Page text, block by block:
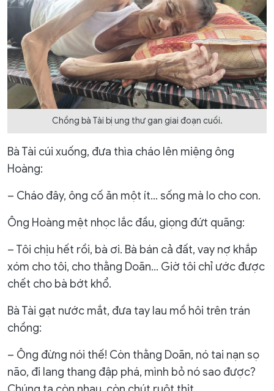
Chồng bà Tài bị ung thư gan giai đoạn cuối.
Bà Tài cúi xuống, đưa thìa cháo lên miệng ông
Hoàng:
– Cháo đây, ông cố ăn một ít… sống mà lo cho con.
Ông Hoàng mệt nhọc lắc đầu, giọng đứt quãng:
– Tôi chịu hết rồi, bà ơi. Bà bán cả đất, vay nợ khắp
xóm cho tôi, cho thằng Doãn… Giờ tôi chỉ ước được
chết cho bà bớt khổ.
Bà Tài gạt nước mắt, đưa tay lau mồ hôi trên trán
chồng:
– Ông đừng nói thế! Còn thằng Doãn, nó tai nạn sọ
não, đi lang thang đập phá, mình bỏ nó sao được?